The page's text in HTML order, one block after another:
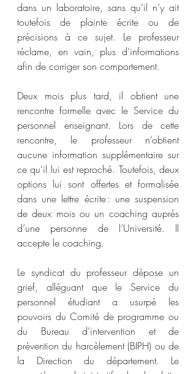
dans un laboratoire, sans qu’il n’y ait
toutefois de plainte écrite ou de
précisions à ce sujet. Le professeur
réclame, en vain, plus d’informations
afin de corriger son comportement.
Deux mois plus tard, il obtient une
rencontre formelle avec le Service du
personnel enseignant. Lors de cette
rencontre, le professeur n’obtient
aucune information supplémentaire sur
ce qu’il lui est reproché. Toutefois, deux
options lui sont offertes et formalisée
dans une lettre écrite : une suspension
de deux mois ou un coaching auprès
d’une personne de l’Université. Il
accepte le coaching.
Le syndicat du professeur dépose un
grief, alléguant que le Service du
personnel étudiant a usurpé les
pouvoirs du Comité de programme ou
du Bureau d’intervention et de
prévention du harcèlement (BIPH) ou de
la Direction du département. Le